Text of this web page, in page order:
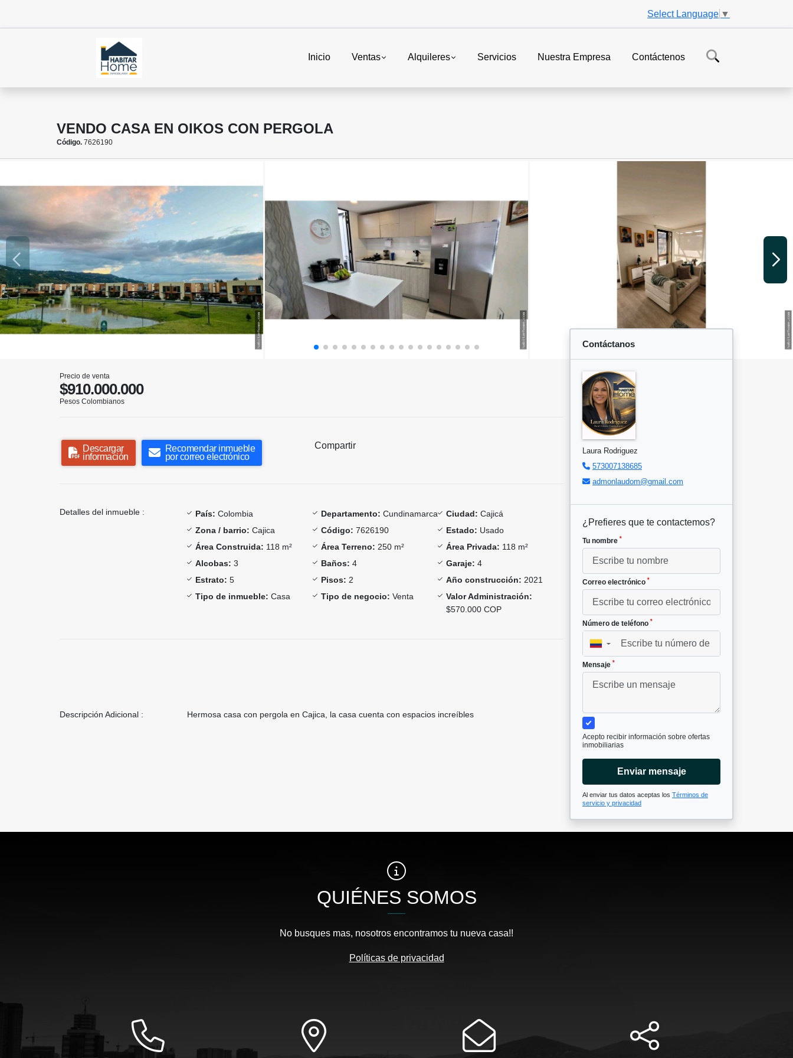
Select Language ▼
Inicio Ventas Alquileres Servicios Nuestra Empresa Contáctenos
VENDO CASA EN OIKOS CON PERGOLA
Código. 7626190
Precio de venta
$910.000.000
Pesos Colombianos
Descargar
información
Recomendar inmueble
por correo electrónico
Compartir
Detalles del inmueble : País: Colombia Departamento: Cundinamarca Ciudad: Cajicá
Zona / barrio: Cajica Código: 7626190 Estado: Usado
Área Construida: 118 m² Área Terreno: 250 m² Área Privada: 118 m²
Alcobas: 3 Baños: 4 Garaje: 4
Estrato: 5 Pisos: 2 Año construcción: 2021
Tipo de inmueble: Casa Tipo de negocio: Venta
Valor Administración:
$570.000 COP
Descripción Adicional : Hermosa casa con pergola en Cajica, la casa cuenta con espacios increíbles
Contáctanos
Laura Rodriguez
573007138685
admonlaudom@gmail.com
¿Prefieres que te contactemos?
Tu nombre *
Correo electrónico *
Número de teléfono *
▼
Mensaje *
Acepto recibir información sobre ofertas
inmobiliarias
Enviar mensaje
Al enviar tus datos aceptas los Términos de
servicio y privacidad
QUIÉNES SOMOS
No busques mas, nosotros encontramos tu nueva casa!!
Políticas de privacidad